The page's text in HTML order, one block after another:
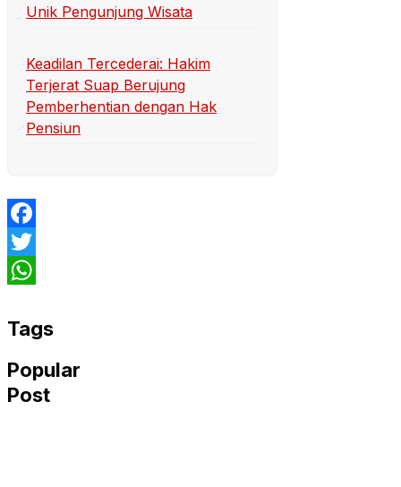
Unik Pengunjung Wisata
Keadilan Tercederai: Hakim
Terjerat Suap Berujung
Pemberhentian dengan Hak
Pensiun
Facebook
Twitter
Tags
Popular
Post